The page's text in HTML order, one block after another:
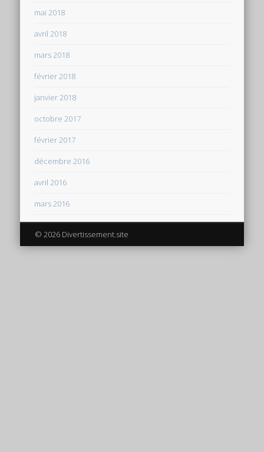
mai 2018
avril 2018
mars 2018
février 2018
janvier 2018
octobre 2017
février 2017
décembre 2016
avril 2016
mars 2016
© 2026 Divertissement.site